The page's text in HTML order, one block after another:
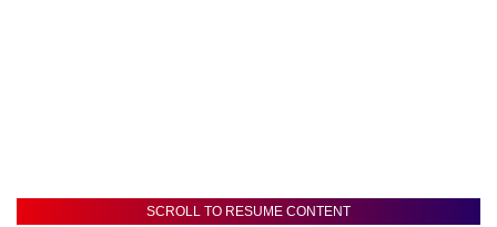
SCROLL TO RESUME CONTENT